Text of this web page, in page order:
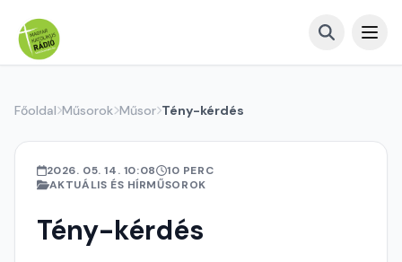
Főoldal Műsorok Műsor Tény-kérdés
2026. 05. 14. 10:08
10 PERC
AKTUÁLIS ÉS HÍRMŰSOROK
Tény-kérdés